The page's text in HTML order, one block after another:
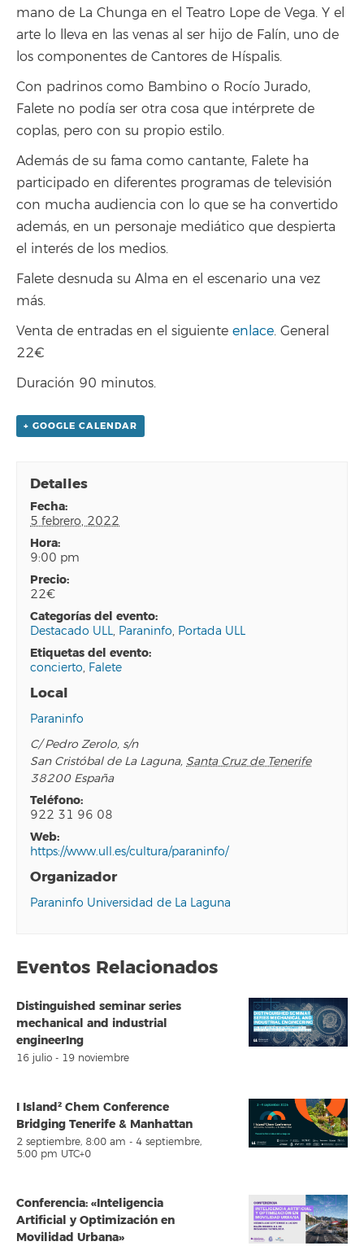
mano de La Chunga en el Teatro Lope de Vega. Y el
arte lo lleva en las venas al ser hijo de Falín, uno de
los componentes de Cantores de Híspalis.
Con padrinos como Bambino o Rocío Jurado,
Falete no podía ser otra cosa que intérprete de
coplas, pero con su propio estilo.
Además de su fama como cantante, Falete ha
participado en diferentes programas de televisión
con mucha audiencia con lo que se ha convertido
además, en un personaje mediático que despierta
el interés de los medios.
Falete desnuda su Alma en el escenario una vez
más.
Venta de entradas en el siguiente enlace. General
22€
Duración 90 minutos.
+ GOOGLE CALENDAR
Detalles
fecha:
5 febrero, 2022
hora:
9:00 pm
precio:
22€
categorías del evento:
Destacado ULL, Paraninfo, Portada ULL
etiquetas del evento:
concierto, Falete
Local
Paraninfo
C/ Pedro Zerolo, s/n
San Cristóbal de La Laguna, Santa Cruz de Tenerife
38200 España
teléfono:
922 31 96 08
web:
https://www.ull.es/cultura/paraninfo/
Organizador
Paraninfo Universidad de La Laguna
Eventos Relacionados
Distinguished seminar series
mechanical and industrial
engineerIng
16 julio - 19 noviembre
I Island² Chem Conference
Bridging Tenerife & Manhattan
2 septiembre, 8:00 am - 4 septiembre,
5:00 pm UTC+0
Conferencia: «Inteligencia
Artificial y Optimización en
Movilidad Urbana»